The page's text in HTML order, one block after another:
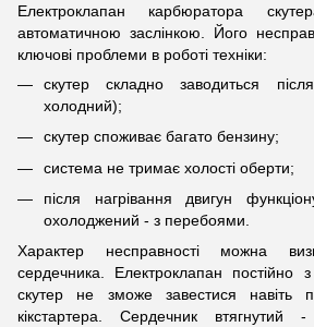
Електроклапан карбюратора
автоматичною заслінкою. Його
ключові проблеми в роботі техніки:
скутер складно заводиться
холодний);
скутер споживає багато бензину;
система не тримає холості оберти;
після нагрівання двигун
охолоджений - з перебоями.
Характер несправності можна
сердечника. Електроклапан постійно
скутер не зможе завестися навіть
кікстартера. Сердечник втягнутий -